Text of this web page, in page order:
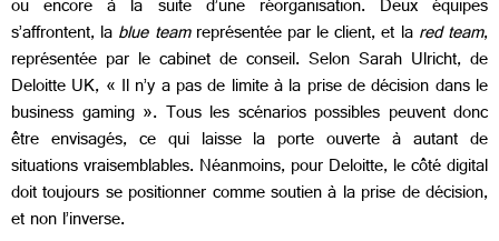
ou encore à la suite d’une réorganisation. Deux équipes
s’affrontent, lablue teamreprésentée par le client, et lared team,
représentée par le cabinet de conseil. Selon Sarah Ulricht, de
Deloitte UK, « Il n’y a pas de limite à la prise de décision dans le
business gaming ». Tous les scénarios possibles peuvent donc
être envisagés, ce qui laisse la porte ouverte à autant de
situations vraisemblables. Néanmoins, pour Deloitte, le côté digital
doit toujours se positionner comme soutien à la prise de décision,
et non l’inverse.